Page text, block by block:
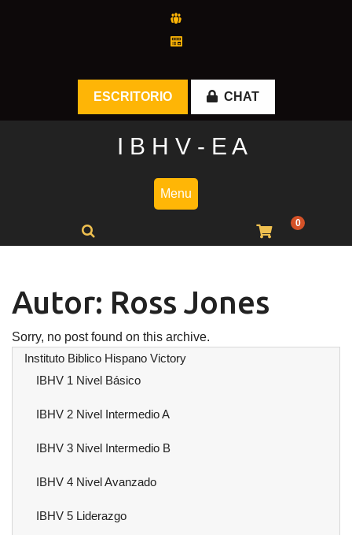
ESCRITORIO CHAT
I B H V - E A
Menu
0
Autor: Ross Jones
Sorry, no post found on this archive.
Instituto Biblico Hispano Victory
IBHV 1 Nivel Básico
IBHV 2 Nivel Intermedio A
IBHV 3 Nivel Intermedio B
IBHV 4 Nivel Avanzado
IBHV 5 Liderazgo